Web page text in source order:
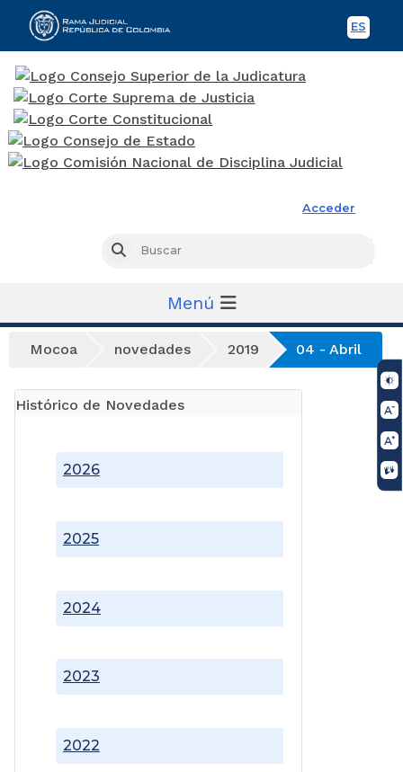
ES
Acceder
Buscar
Menú
Mocoa novedades 2019 04 - Abril
Histórico de Novedades
2022
2023
2024
2025
2026